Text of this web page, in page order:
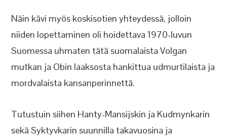
Näin kävi myös koskisotien yhteydessä, jolloin
niiden lopettaminen oli hoidettava 1970-luvun
Suomessa uhmaten tätä suomalaista Volgan
mutkan ja Obin laaksosta hankittua udmurtilaista ja
mordvalaista kansanperinnettä.
Tutustuin siihen Hanty-Mansijskin ja Kudmynkarin
sekä Syktyvkarin suunnilla takavuosina ja